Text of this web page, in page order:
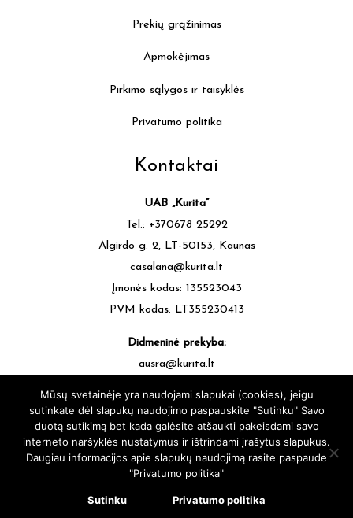
Prekių grąžinimas
Apmokėjimas
Pirkimo sąlygos ir taisyklės
Privatumo politika
Kontaktai
UAB „Kurita”
Tel.: +370678 25292
Algirdo g. 2, LT-50153, Kaunas
casalana@kurita.lt
Įmonės kodas: 135523043
PVM kodas: LT355230413
Didmeninė prekyba:
ausra@kurita.lt
casalana.lt - Siūlų Namai Kaune - Visos teisės saugomos © 2025 |
sukūrė:
svetainesideja.lt
Mūsų svetainėje yra naudojami slapukai (cookies), jeigu
sutinkate dėl slapukų naudojimo paspauskite "Sutinku" Savo
duotą sutikimą bet kada galėsite atšaukti pakeisdami savo
interneto naršyklės nustatymus ir ištrindami įrašytus slapukus.
Daugiau informacijos apie slapukų naudojimą rasite paspaude
"Privatumo politika"
Sutinku Privatumo politika